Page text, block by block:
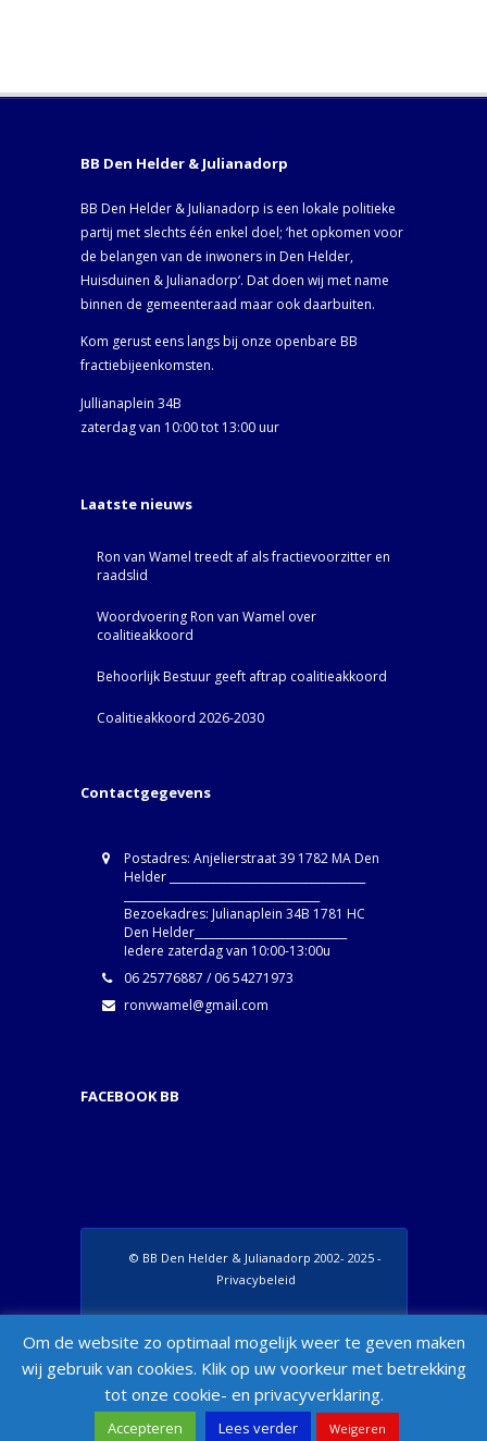
BB Den Helder & Julianadorp
BB Den Helder & Julianadorp is een lokale politieke
partij met slechts één enkel doel; ‘het opkomen voor
de belangen van de inwoners in Den Helder,
Huisduinen & Julianadorp‘. Dat doen wij met name
binnen de gemeenteraad maar ook daarbuiten.
Kom gerust eens langs bij onze openbare BB
fractiebijeenkomsten.
Jullianaplein 34B
zaterdag van 10:00 tot 13:00 uur
Laatste nieuws
Ron van Wamel treedt af als fractievoorzitter en
raadslid
Woordvoering Ron van Wamel over
coalitieakkoord
Behoorlijk Bestuur geeft aftrap coalitieakkoord
Coalitieakkoord 2026-2030
Contactgegevens
Postadres: Anjelierstraat 39 1782 MA Den
Helder ____________________________________
Bezoekadres: Julianaplein 34B 1781 HC
Den Helder____________________________
Iedere zaterdag van 10:00-13:00u
06 25776887 / 06 54271973
ronvwamel@gmail.com
FACEBOOK BB
© BB Den Helder & Julianadorp 2002- 2025 -
Privacybeleid
Appearance > Menus > "Manage Locations"
Om de website zo optimaal mogelijk weer te geven maken
wij gebruik van cookies. Klik op uw voorkeur met betrekking
tot onze cookie- en privacyverklaring.
Accepteren Lees verder Weigeren